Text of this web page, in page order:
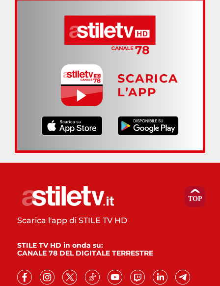
SCARICA
L’APP
Scarica l'app di STILE TV HD
STILE TV HD in onda su:
CANALE 78 DEL DIGITALE TERRESTRE